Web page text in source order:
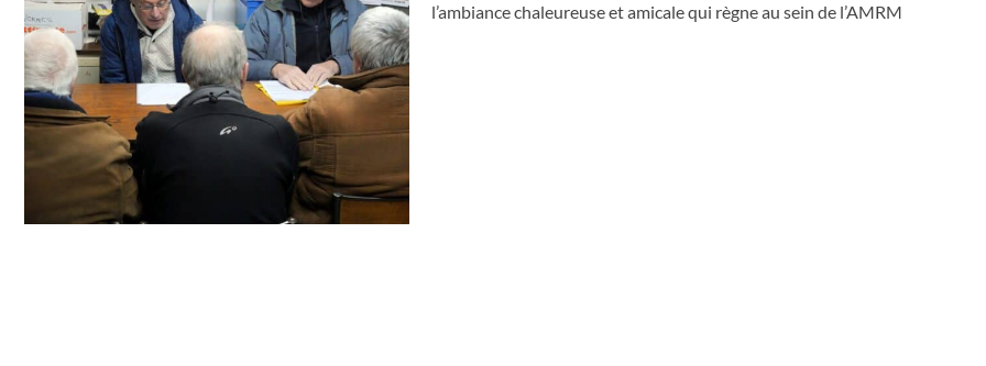
l’ambiance chaleureuse et amicale qui règne au sein de l’AMRM